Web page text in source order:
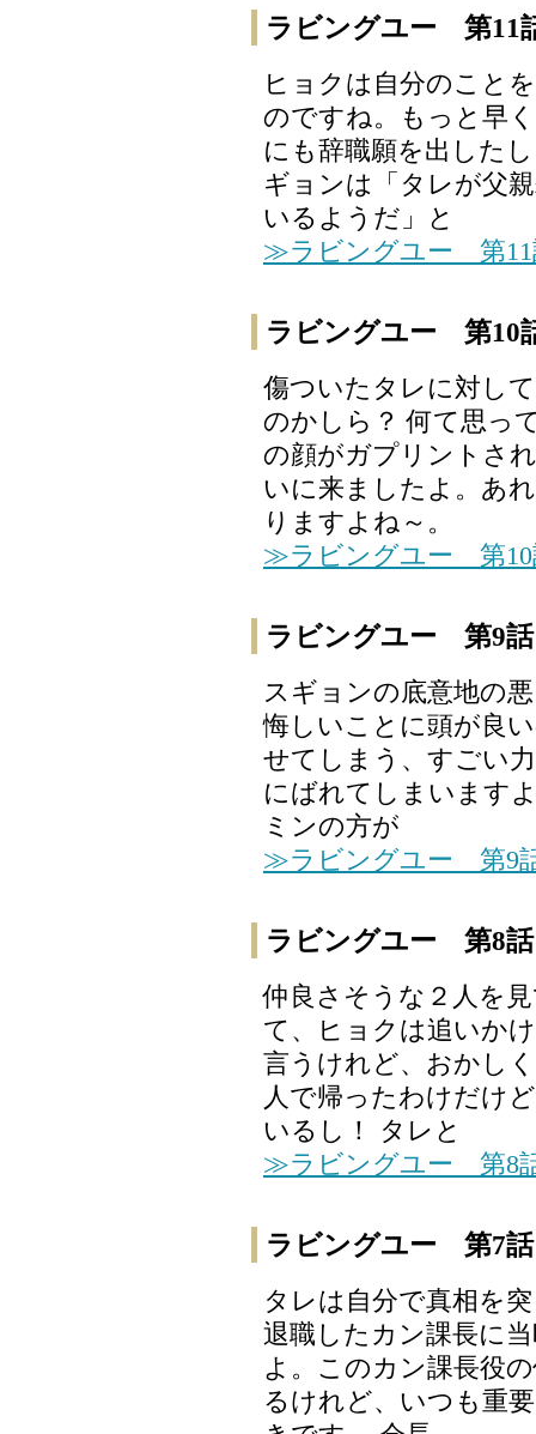
ラビングユー 第11
ヒョクは自分のこと
のですね。もっと早
にも辞職願を出した
ギョンは「タレが父
いるようだ」と
≫ラビングユー 第11
ラビングユー 第10
傷ついたタレに対し
のかしら？ 何て思っ
の顔がガプリントさ
いに来ましたよ。あ
りますよね～。
≫ラビングユー 第10
ラビングユー 第9話
スギョンの底意地の
悔しいことに頭が良
せてしまう、すごい
にばれてしまいます
ミンの方が
≫ラビングユー 第9
ラビングユー 第8話
仲良さそうな２人を
て、ヒョクは追いか
言うけれど、おかし
人で帰ったわけだけ
いるし！ タレと
≫ラビングユー 第8
ラビングユー 第7話
タレは自分で真相を
退職したカン課長に
よ。このカン課長役
るけれど、いつも重